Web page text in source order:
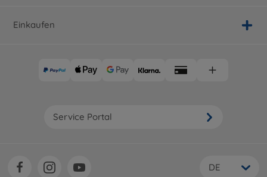
Einkaufen
Service Portal
DE